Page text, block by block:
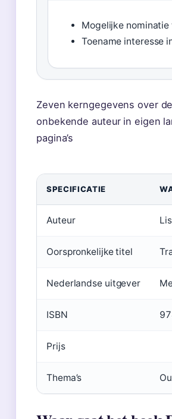
Mogelijke
Toename interesse
Zeven kerngegevens over
onbekende auteur in eigen
pagina’s
SPECIFICATIE
Auteur
Oorspronkelijke titel
Nederlandse uitgever
ISBN
Prijs
Thema’s